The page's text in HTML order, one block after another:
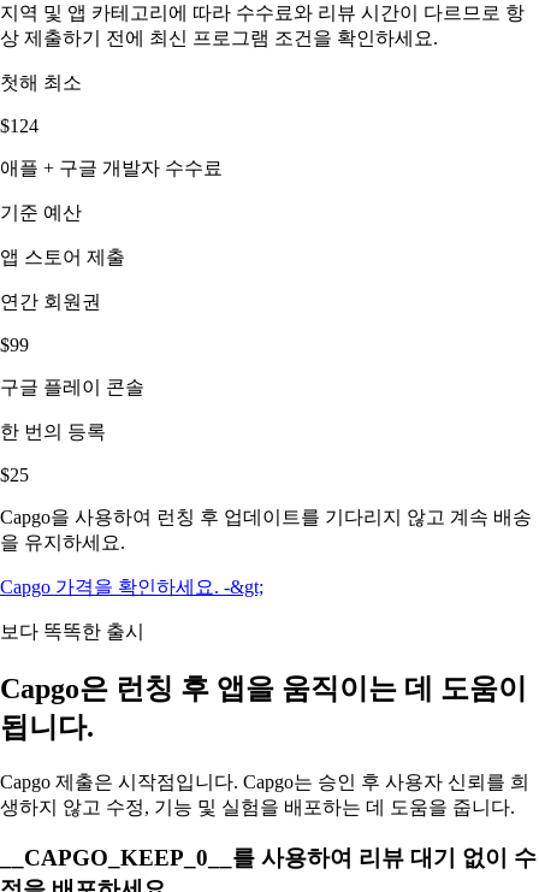
지역 및 앱 카테고리에 따라 수수료와 리뷰 시간이 다르므로 항
상 제출하기 전에 최신 프로그램 조건을 확인하세요.
첫해 최소
$124
애플 + 구글 개발자 수수료
기준 예산
앱 스토어 제출
연간 회원권
$99
구글 플레이 콘솔
한 번의 등록
$25
Capgo을 사용하여 런칭 후 업데이트를 기다리지 않고 계속 배송
을 유지하세요.
Capgo 가격을 확인하세요. -&gt;
보다 똑똑한 출시
Capgo은 런칭 후 앱을 움직이는 데 도움이
됩니다.
Capgo 제출은 시작점입니다. Capgo는 승인 후 사용자 신뢰를 희
생하지 않고 수정, 기능 및 실험을 배포하는 데 도움을 줍니다.
__CAPGO_KEEP_0__를 사용하여 리뷰 대기 없이 수